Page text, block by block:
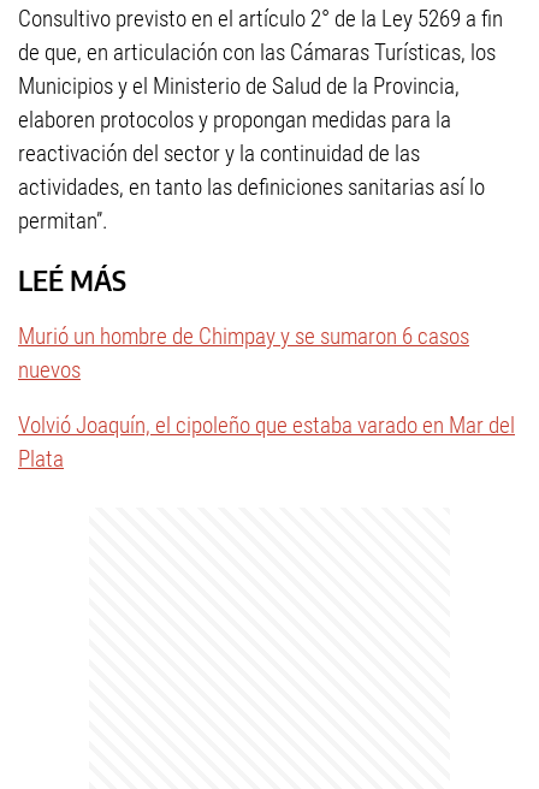
Consultivo previsto en el artículo 2° de la Ley 5269 a fin
de que, en articulación con las Cámaras Turísticas, los
Municipios y el Ministerio de Salud de la Provincia,
elaboren protocolos y propongan medidas para la
reactivación del sector y la continuidad de las
actividades, en tanto las definiciones sanitarias así lo
permitan”.
LEÉ MÁS
Murió un hombre de Chimpay y se sumaron 6 casos
nuevos
Volvió Joaquín, el cipoleño que estaba varado en Mar del
Plata